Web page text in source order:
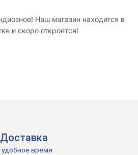
Наш магазин находится в
и скоро откроется!
Доставка
удобное время